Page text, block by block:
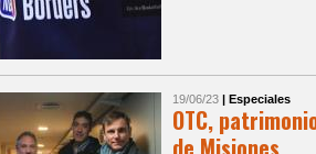
19/06/23 | Especiales
OTC,
de Misiones